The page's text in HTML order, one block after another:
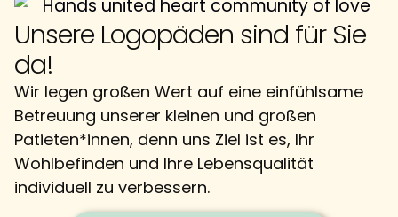
Unsere Logopäden sind für Sie
da!
Wir legen großen Wert auf eine einfühlsame
Betreuung unserer kleinen und großen
Patieten*innen, denn uns Ziel ist es, Ihr
Wohlbefinden und Ihre Lebensqualität
individuell zu verbessern.